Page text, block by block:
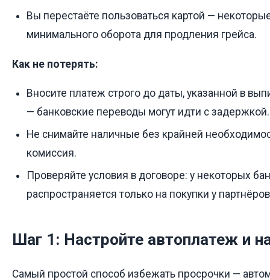
Вы перестаёте пользоваться картой —
минимального оборота для продления грейса.
Как не потерять:
Вносите платеж строго до даты, указанной в
— банковские переводы могут идти с задержкой.
Не снимайте наличные без крайней
комиссия.
Проверяйте условия в договоре: у некоторых
распространяется только на покупки у
Шаг 1: Настройте автоплатеж и
Самый простой способ избежать просрочки —